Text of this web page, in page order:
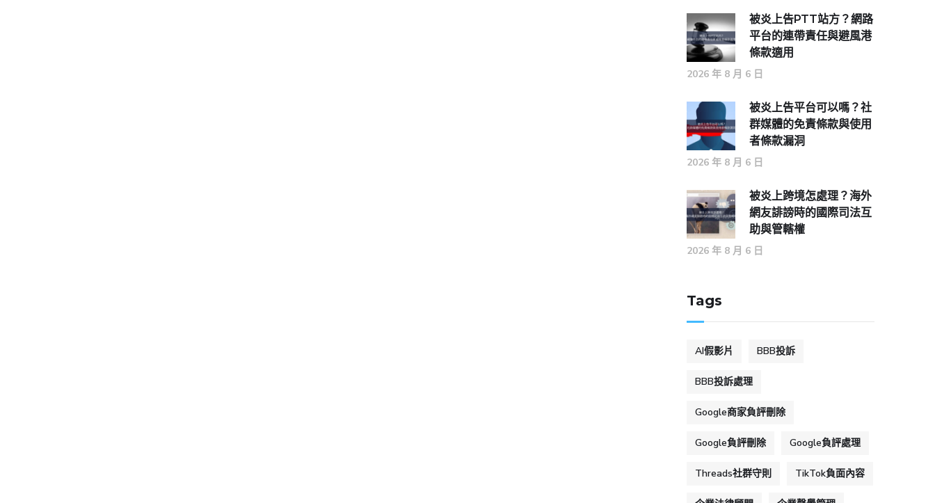
被炎上告PTT站方？網路
平台的連帶責任與避風港
條款適用
2026 年 8 月 6 日
被炎上告平台可以嗎？社
群媒體的免責條款與使用
者條款漏洞
2026 年 8 月 6 日
被炎上跨境怎處理？海外
網友誹謗時的國際司法互
助與管轄權
2026 年 8 月 6 日
Tags
AI假影片 BBB投訴
BBB投訴處理
Google商家負評刪除
Google負評刪除 Google負評處理
Threads社群守則 TikTok負面內容